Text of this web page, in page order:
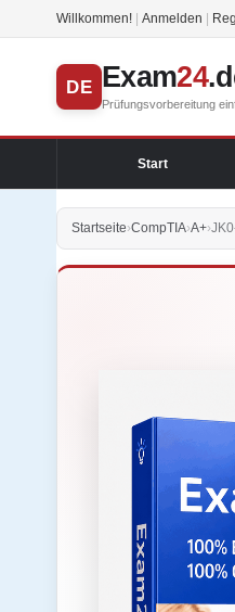
Willkommen! Anmelden
DE Exam24
Prüfungsvorbereitung
Start
Startseite›CompTIA›A+›